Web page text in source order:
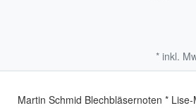
* inkl.
Martin Schmid Blechbläsernoten *